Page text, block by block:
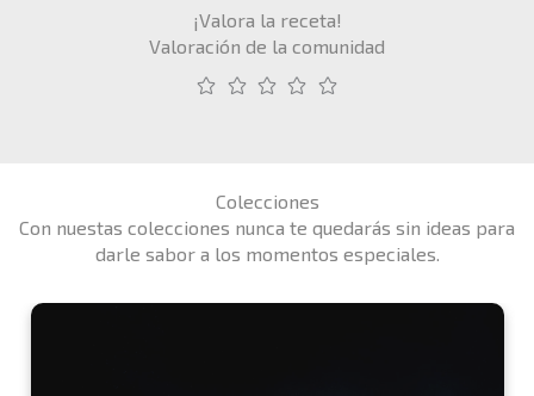
¡Valora la receta!
Valoración de la comunidad
Colecciones
Con nuestas colecciones nunca te quedarás sin ideas para
darle sabor a los momentos especiales.